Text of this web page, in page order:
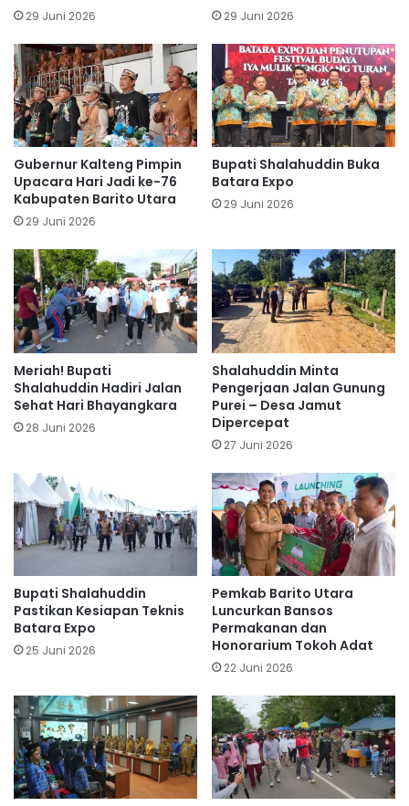
29 Juni 2026 29 Juni 2026
Gubernur Kalteng Pimpin
Upacara Hari Jadi ke-76
Kabupaten Barito Utara
29 Juni 2026
Bupati Shalahuddin Buka
Batara Expo
29 Juni 2026
Meriah! Bupati
Shalahuddin Hadiri Jalan
Sehat Hari Bhayangkara
28 Juni 2026
Shalahuddin Minta
Pengerjaan Jalan Gunung
Purei – Desa Jamut
Dipercepat
27 Juni 2026
Bupati Shalahuddin
Pastikan Kesiapan Teknis
Batara Expo
25 Juni 2026
Pemkab Barito Utara
Luncurkan Bansos
Permakanan dan
Honorarium Tokoh Adat
22 Juni 2026